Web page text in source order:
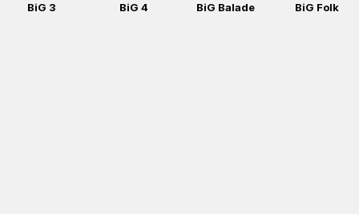
BiG 3 BiG 4 BiG Balade BiG Folk